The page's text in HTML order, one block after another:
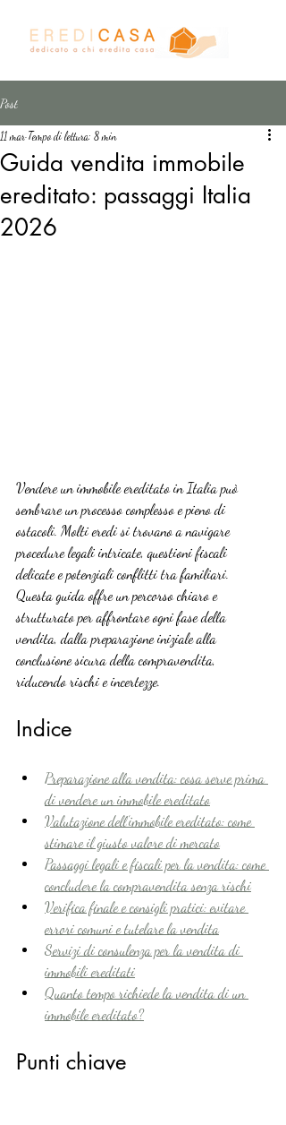
Post
Guida vendita immobile
ereditato: passaggi Italia
2026
11 mar Tempo di lettura: 8 min
Vendere un immobile ereditato in Italia può
sembrare un processo complesso e pieno di
ostacoli. Molti eredi si trovano a navigare
procedure legali intricate, questioni fiscali
delicate e potenziali conflitti tra familiari.
Questa guida offre un percorso chiaro e
strutturato per affrontare ogni fase della
vendita, dalla preparazione iniziale alla
conclusione sicura della compravendita,
riducendo rischi e incertezze.
Indice
Preparazione alla vendita: cosa serve prima
di vendere un immobile ereditato
Valutazione dell’immobile ereditato: come
stimare il giusto valore di mercato
Passaggi legali e fiscali per la vendita: come
concludere la compravendita senza rischi
Verifica finale e consigli pratici: evitare
errori comuni e tutelare la vendita
Servizi di consulenza per la vendita di
immobili ereditati
Quanto tempo richiede la vendita di un
immobile ereditato?
Punti chiave